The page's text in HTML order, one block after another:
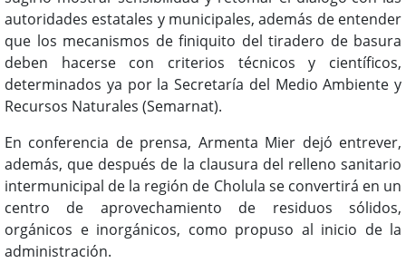
autoridades estatales y municipales, además de entender
que los mecanismos de finiquito del tiradero de basura
deben hacerse con criterios técnicos y científicos,
determinados ya por la Secretaría del Medio Ambiente y
Recursos Naturales (Semarnat).
En conferencia de prensa, Armenta Mier dejó entrever,
además, que después de la clausura del relleno sanitario
intermunicipal de la región de Cholula se convertirá en un
centro de aprovechamiento de residuos sólidos,
orgánicos e inorgánicos, como propuso al inicio de la
administración.